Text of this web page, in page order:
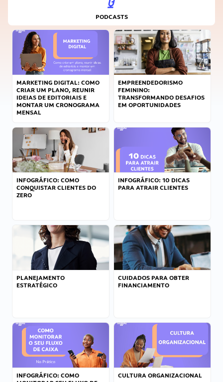
PODCASTS
MARKETING DIGITAL: COMO
CRIAR UM PLANO, REUNIR
IDEIAS DE EDITORIAIS E
MONTAR UM CRONOGRAMA
MENSAL
EMPREENDEDORISMO
FEMININO:
TRANSFORMANDO DESAFIOS
EM OPORTUNIDADES
INFOGRÁFICO: COMO
CONQUISTAR CLIENTES DO
ZERO
INFOGRÁFICO: 10 DICAS
PARA ATRAIR CLIENTES
PLANEJAMENTO
ESTRATÉGICO
CUIDADOS PARA OBTER
FINANCIAMENTO
INFOGRÁFICO: COMO
CULTURA ORGANIZACIONAL